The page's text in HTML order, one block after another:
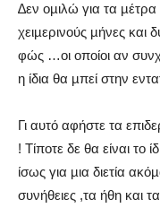
∆εν οµιλώ για τα
χειµερινούς µήνες και
φώς …οι οποίοι αν
η ίδια θα µπεί στην
Γι αυτό αφήστε τα
! Τίποτε δε θα είναι το
ίσως για µια διετία
συνήθειες ,τα ήθη και